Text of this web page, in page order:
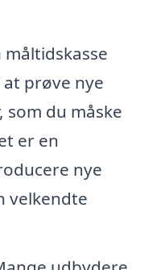
måltidskasse
prøve nye
du måske
er en
nye
velkendte